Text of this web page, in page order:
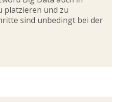
platzieren und zu
sind unbedingt bei der